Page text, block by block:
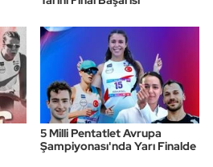
5 Milli Pentatlet Avrupa
Şampiyonası'nda Yarı Finalde